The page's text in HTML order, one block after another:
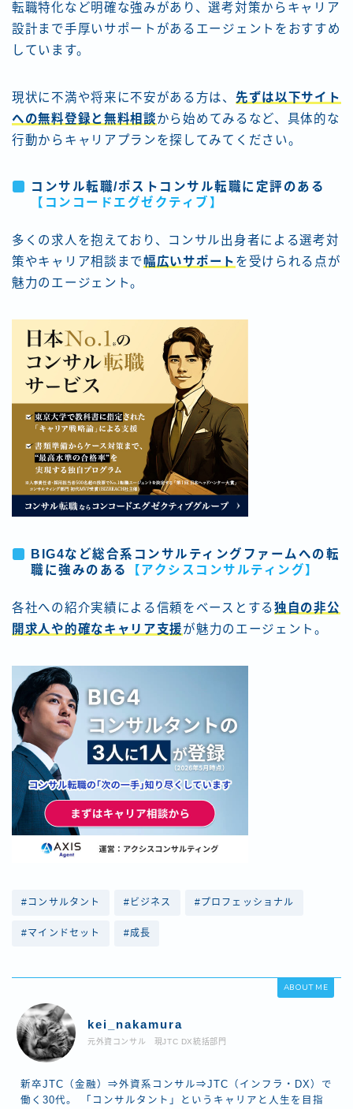
転職特化など明確な強みがあり、選考対策からキャリア
設計まで手厚いサポートがあるエージェントをおすすめ
しています。
現状に不満や将来に不安がある方は、 先ずは以下サイト
への無料登録と無料相談から始めてみるなど、具体的な
行動からキャリアプランを探してみてください。
コンサル転職/ポストコンサル転職に定評のある
【コンコードエグゼクティブ 】
多くの求人を抱えており、コンサル出身者による選考対
策やキャリア相談まで幅広いサポート を受けられる点が
魅力のエージェント。
BIG4など総合系コンサルティングファームへの転
職に強みのある
【アクシスコンサルティング】
各社への紹介実績による信頼をベースとする独自の非公
開求人や的確なキャリア支援が魅力のエージェント。
#コンサルタント #ビジネス #プロフェッショナル
#マインドセット #成長
ABOUT ME
kei_nakamura
元外資コンサル 現JTC DX統括部門
新卒JTC（金融）⇒外資系コンサル⇒JTC（インフラ・DX）で
働く30代。 「コンサルタント」というキャリアと人生を目指